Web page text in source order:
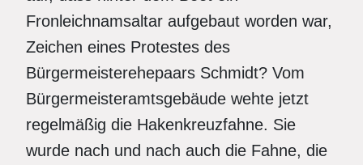
Fronleichnamsaltar aufgebaut worden war,
Zeichen eines Protestes des
Bürgermeisterehepaars Schmidt? Vom
Bürgermeisteramtsgebäude wehte jetzt
regelmäßig die Hakenkreuzfahne. Sie
wurde nach und nach auch die Fahne, die